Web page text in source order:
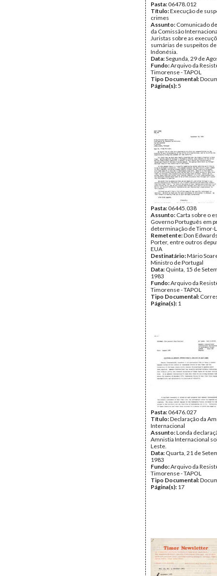
Pasta:06478.012
Título:Execução de
crimes
Assunto: Comunicado
da Comissão
Juristas sobre as
sumárias de suspeitos
Indonésia.
Data:Segunda, 29 de
Fundo:Arquivo da
Timorense - TAPOL
Tipo Documental:
Página(s):5
Pasta:06445.038
Assunto: Carta sobre o
Governo Português em
determinação de Timor-
Remetente:Don
Porter, entre outros
EUA
Destinatário:Mário
Ministro de Portugal
Data: Quinta, 15 de
1983
Fundo:Arquivo da
Timorense - TAPOL
Tipo Documental:
Página(s): 1
Pasta:06476.027
Título:Declaração da
Internacional
Assunto:Londa
Amnistia Internacional
Leste.
Data: Quarta, 21 de
1983
Fundo:Arquivo da
Timorense - TAPOL
Tipo Documental:
Página(s): 17